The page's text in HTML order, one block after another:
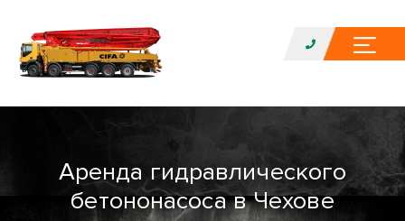
Аренда гидравлического
бетононасоса в Чехове